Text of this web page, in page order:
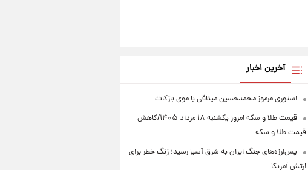
آخرین اخبار
استوری مرموز محمدحسین میثاقی با موی بازکات
قیمت طلا و سکه امروز یکشنبه ۱۸ مرداد ۱۴۰۵/کاهش
قیمت طلا و سکه
پس‌لرزه‌های جنگ ایران به شرق آسیا رسید؛ زنگ خطر برای
ارتش آمریکا